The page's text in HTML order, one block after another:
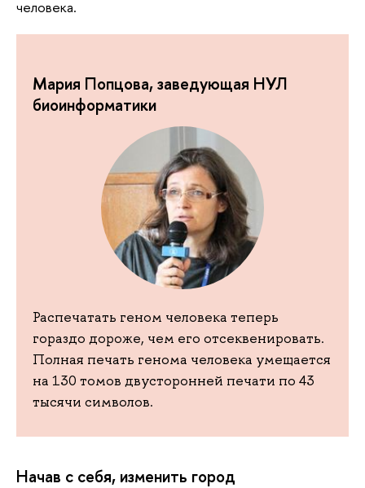
человека.
Мария Попцова, заведующая НУЛ
биоинформатики
Распечатать геном человека теперь
гораздо дороже, чем его отсеквенировать.
Полная печать генома человека умещается
на 130 томов двусторонней печати по 43
тысячи символов.
Начав с себя, изменить город